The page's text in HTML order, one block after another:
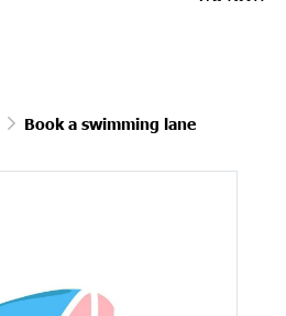
Book a swimming lane